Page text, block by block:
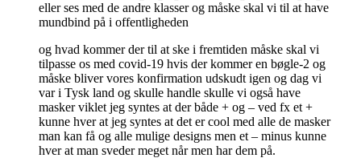
eller ses med de andre klasser og måske skal vi til at have
mundbind på i offentligheden
og hvad kommer der til at ske i fremtiden måske skal vi
tilpasse os med covid-19 hvis der kommer en bøgle-2 og
måske bliver vores konfirmation udskudt igen og dag vi
var i Tysk land og skulle handle skulle vi også have
masker viklet jeg syntes at der både + og – ved fx et +
kunne hver at jeg syntes at det er cool med alle de masker
man kan få og alle mulige designs men et – minus kunne
hver at man sveder meget når men har dem på.